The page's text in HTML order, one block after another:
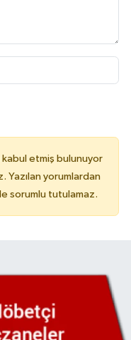
kabul etmiş bulunuyor
Yazılan yorumlardan
sorumlu tutulamaz.